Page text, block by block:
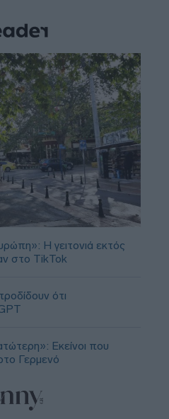
H γειτονιά εκτός
στο TikTok
ότι
Εκείνοι που
Γερμενό